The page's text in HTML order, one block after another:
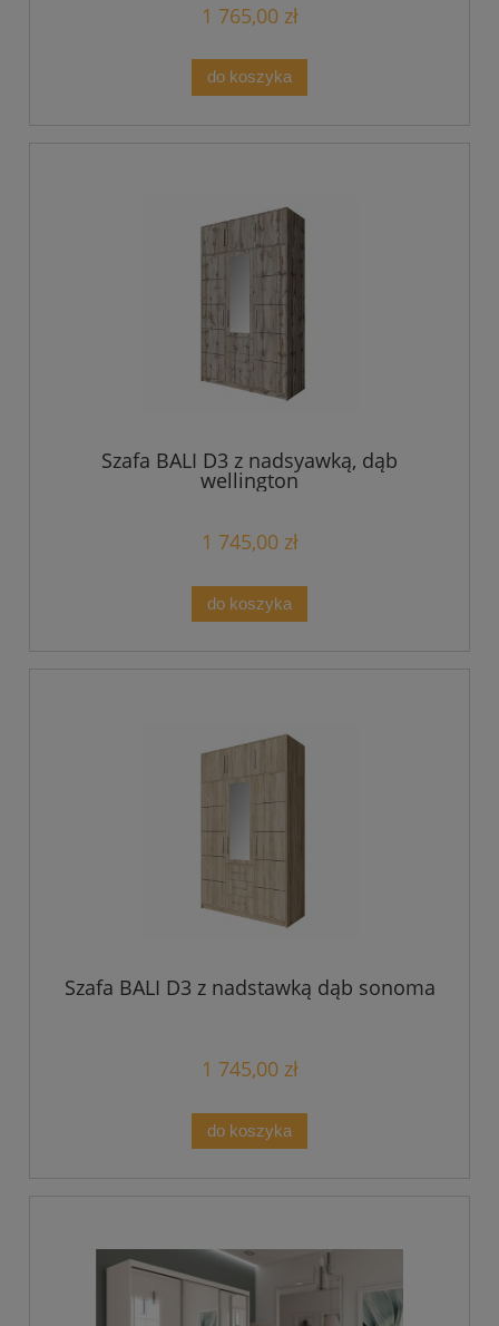
1 765,00 zł
do koszyka
Szafa BALI D3 z nadsyawką, dąb
wellington
1 745,00 zł
do koszyka
Szafa BALI D3 z nadstawką dąb sonoma
1 745,00 zł
do koszyka